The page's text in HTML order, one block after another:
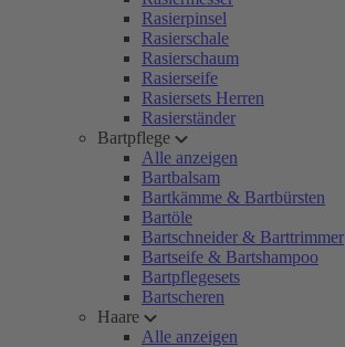
Rasierpinsel
Rasierschale
Rasierschaum
Rasierseife
Rasiersets Herren
Rasierständer
Bartpflege
Alle anzeigen
Bartbalsam
Bartkämme & Bartbürsten
Bartöle
Bartschneider & Barttrimmer
Bartseife & Bartshampoo
Bartpflegesets
Bartscheren
Haare
Alle anzeigen